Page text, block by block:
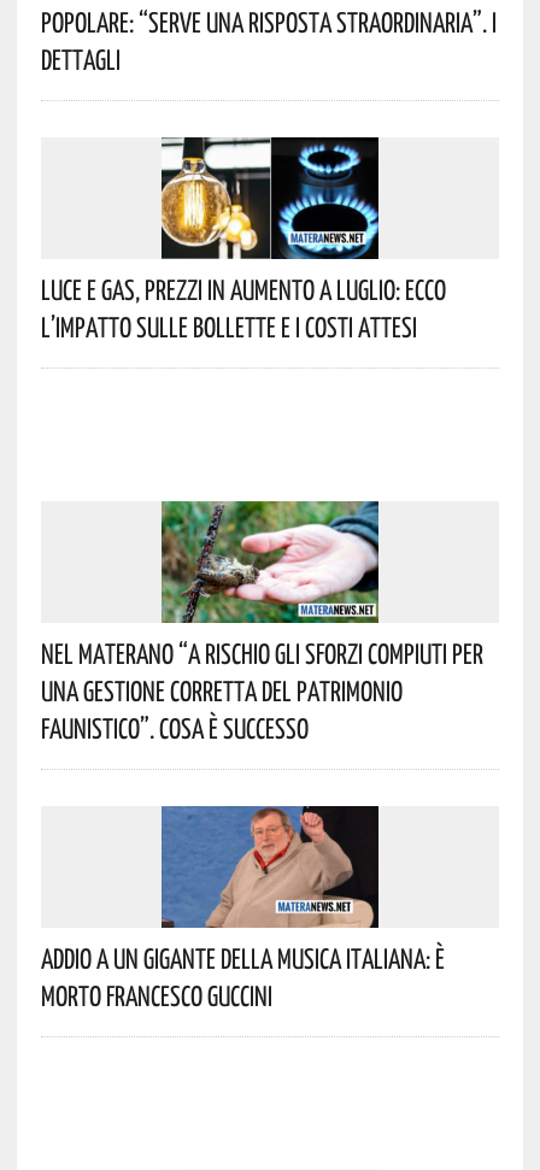
Popolare: “serve Una Risposta Straordinaria”. I
Dettagli
Luce E Gas, Prezzi In Aumento A Luglio: Ecco
L’impatto Sulle Bollette E I Costi Attesi
Nel Materano “a Rischio Gli Sforzi Compiuti Per
Una Gestione Corretta Del Patrimonio
Faunistico”. Cosa È Successo
Addio A Un Gigante Della Musica Italiana: È
Morto Francesco Guccini